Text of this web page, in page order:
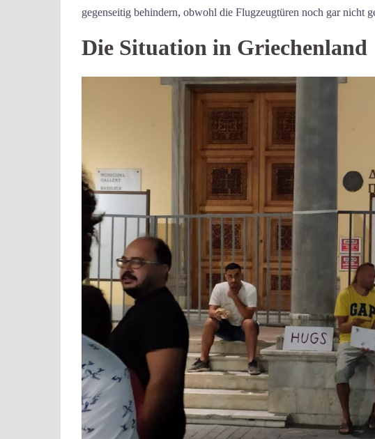
gegenseitig behindern, obwohl die Flugzeugtüren noch gar nicht
Die Situation in Griechenland